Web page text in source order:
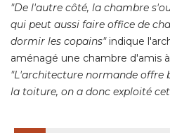
"De l'autre côté, la chambre
qui peut aussi faire office de
dormir les copains"indique
aménagé une chambre d'amis
"L'architecture normande offre
la toiture, on a donc exploité